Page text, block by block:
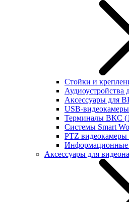
Стойки и
Аудиоустройства
Аксессуары для
USB-
Терминалы ВКС
Системы Smart
PTZ видеокамеры
Информационные
Аксессуары для